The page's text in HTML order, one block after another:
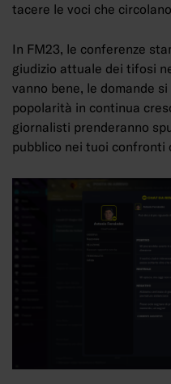
tacere le voci che
In FM23, le conferenze
giudizio attuale dei tifosi
vanno bene, le domande
popolarità in continua
giornalisti prenderanno
pubblico nei tuoi confronti